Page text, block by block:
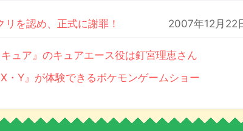
を認め、正式に謝罪！ 2007年12月22
ュア』のキュアエース役は釘宮理恵さん
・Y』が体験できるポケモンゲームショー